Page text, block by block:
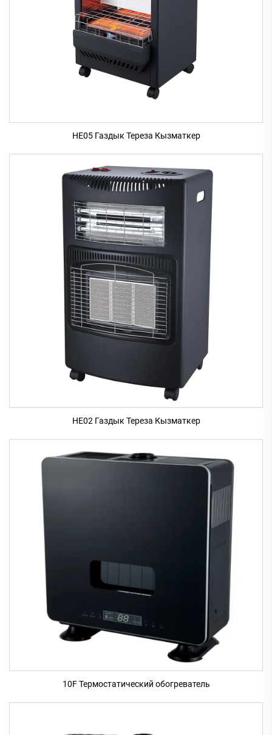
HE05 Газдык Тереза Кызматкер
HE02 Газдык Тереза Кызматкер
10F Термостатический обогреватель